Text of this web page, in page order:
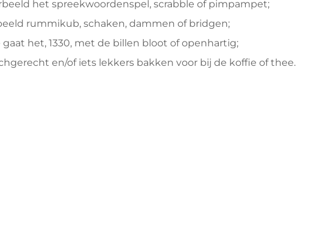
het spreekwoordenspel, scrabble of pimpampet;
rummikub, schaken, dammen of bridgen;
gaat het, 1330, met de billen bloot of openhartig;
en/of iets lekkers bakken voor bij de koffie of thee.